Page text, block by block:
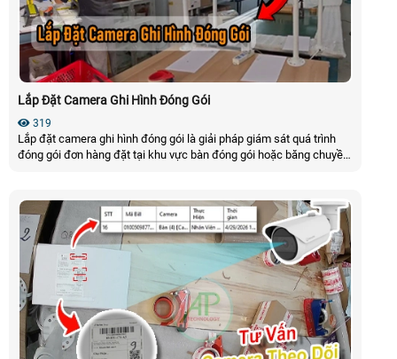
Lắp Đặt Camera Ghi Hình Đóng Gói
319
Lắp đặt camera ghi hình đóng gói là giải pháp giám sát quá trình
đóng gói đơn hàng đặt tại khu vực bàn đóng gói hoặc băng chuyền
chứng xác thực rõ nét mã vận đơn (barcode/QR code) bảo vệ
quyền lợi người bán và kiểm soát quy trình đóng gói